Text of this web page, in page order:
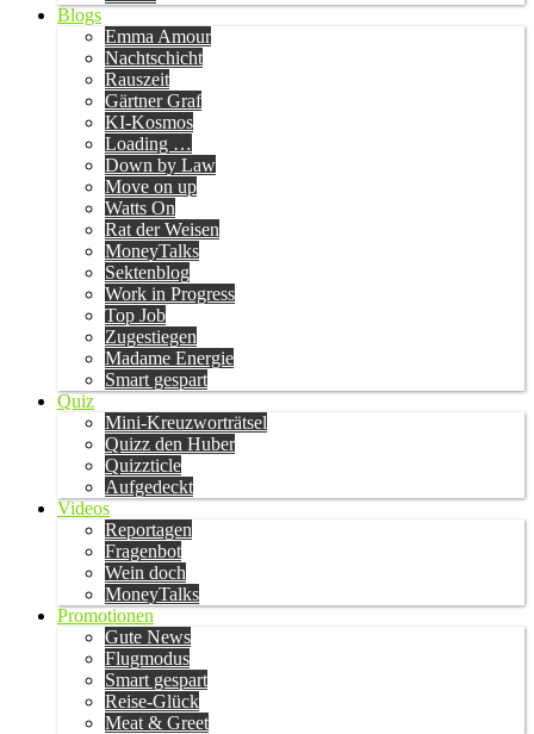
Blogs
Emma Amour
Nachtschicht
Rauszeit
Gärtner Graf
KI-Kosmos
Loading …
Down by Law
Move on up
Watts On
Rat der Weisen
MoneyTalks
Sektenblog
Work in Progress
Top Job
Zugestiegen
Madame Energie
Smart gespart
Quiz
Mini-Kreuzworträtsel
Quizz den Huber
Quizzticle
Aufgedeckt
Videos
Reportagen
Fragenbot
Wein doch
MoneyTalks
Promotionen
Gute News
Flugmodus
Smart gespart
Reise-Glück
Meat & Greet